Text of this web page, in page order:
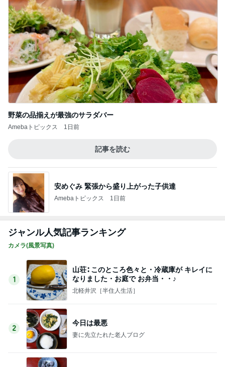
野菜の品揃えが最強のサラダバー
Amebaトピックス 1日前
記事を読む
安めぐみ 緊張から盛り上がった子供達
Amebaトピックス 1日前
ジャンル人気記事ランキング
カメラ(風景写真)
1
山荘∶ このところ色々と・冷蔵庫が キレイに
なりました・お庭で お弁当・・♪
北軽井沢［半住人生活］
2
今日は最悪
妻に先立たれた老人ブログ